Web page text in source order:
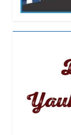
Obra Impulsada